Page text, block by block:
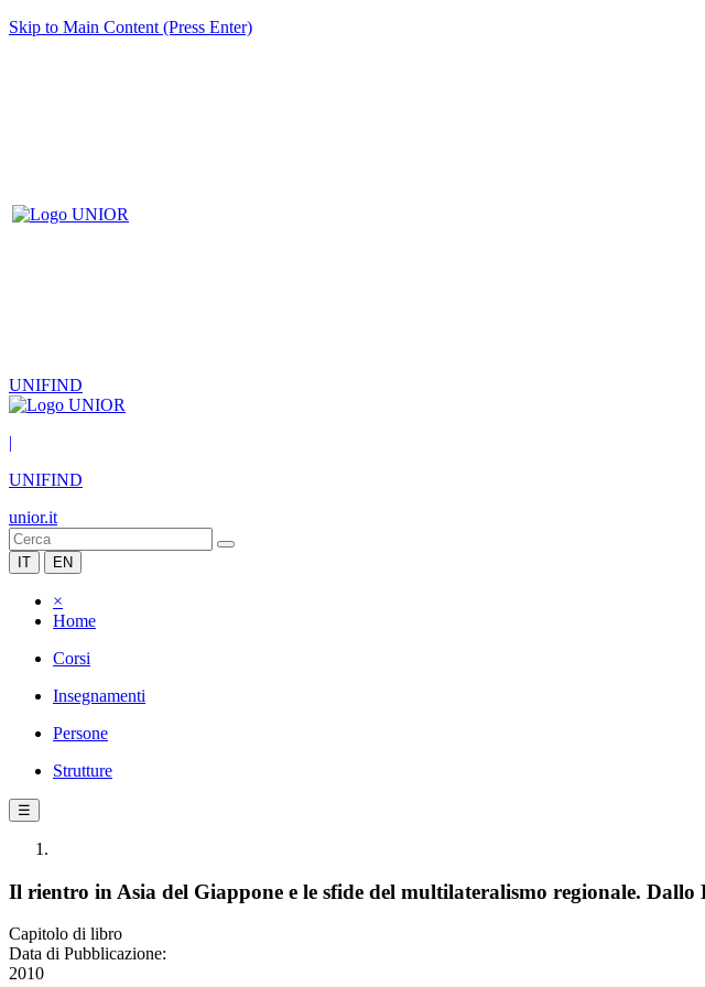
Skip to Main Content (Press Enter)
UNIFIND
|
UNIFIND
unior.it
IT EN
×
Home
Corsi
Insegnamenti
Persone
Strutture
☰
Il rientro in Asia del Giappone e le sfide del multilateralismo regionale.
Capitolo di libro
Data di Pubblicazione:
2010